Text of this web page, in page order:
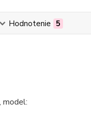
Hodnotenie 5
model: